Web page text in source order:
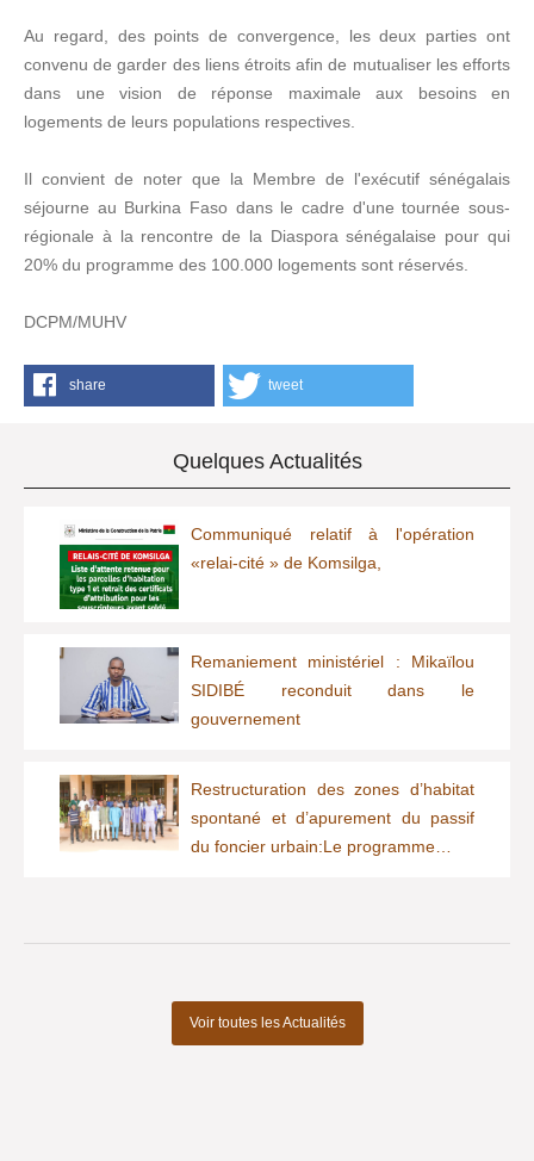
Au regard, des points de convergence, les deux parties ont
convenu de garder des liens étroits afin de mutualiser les efforts
dans une vision de réponse maximale aux besoins en
logements de leurs populations respectives.
Il convient de noter que la Membre de l'exécutif sénégalais
séjourne au Burkina Faso dans le cadre d'une tournée sous-
régionale à la rencontre de la Diaspora sénégalaise pour qui
20% du programme des 100.000 logements sont réservés.
DCPM/MUHV
share tweet
Quelques Actualités
Communiqué relatif à l'opération
«relai-cité » de Komsilga,
Remaniement ministériel : Mikaïlou
SIDIBÉ reconduit dans le
gouvernement
Restructuration des zones d’habitat
spontané et d’apurement du passif
du foncier urbain:Le programme…
Voir toutes les Actualités